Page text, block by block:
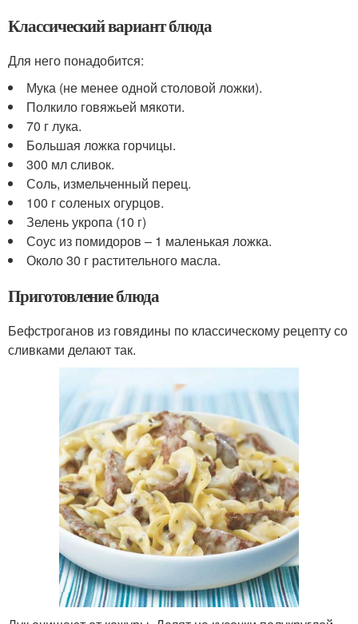
Классический вариант блюда
Для него понадобится:
Мука (не менее одной столовой ложки).
Полкило говяжьей мякоти.
70 г лука.
Большая ложка горчицы.
300 мл сливок.
Соль, измельченный перец.
100 г соленых огурцов.
Зелень укропа (10 г)
Соус из помидоров – 1 маленькая ложка.
Около 30 г растительного масла.
Приготовление блюда
Бефстроганов из говядины по классическому рецепту со
сливками делают так.